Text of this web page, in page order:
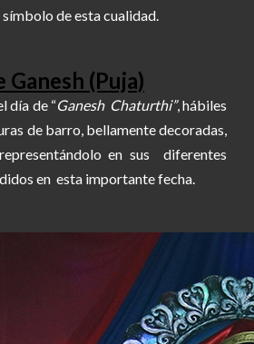
de esta cualidad.
(Puja)
día de “Ganesh Chaturthi”, hábiles
de barro, bellamente decoradas,
en sus diferentes
en esta importante fecha.